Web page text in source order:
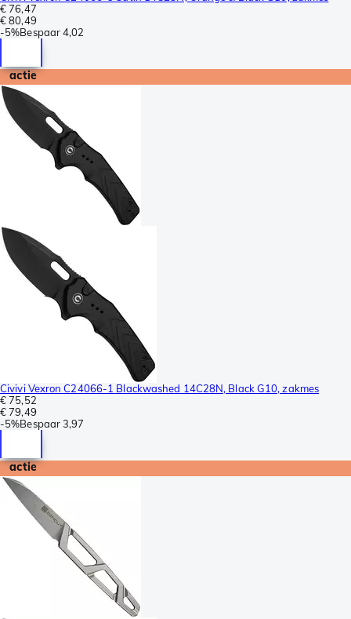
€ 76,47
€ 80,49
-5%Bespaar4,02
actie
Civivi Vexron C24066-1 Blackwashed 14C28N, Black G10, zakmes
€ 75,52
€ 79,49
-5%Bespaar3,97
actie